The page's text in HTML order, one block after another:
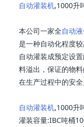
自动灌装机,1000升
本公司一家全自动
是一种自动化程度
自动灌装成预定设
料溢出，保证的物
在生产过程中的安全
自动灌装机,1000升
灌装容量:IBC吨桶